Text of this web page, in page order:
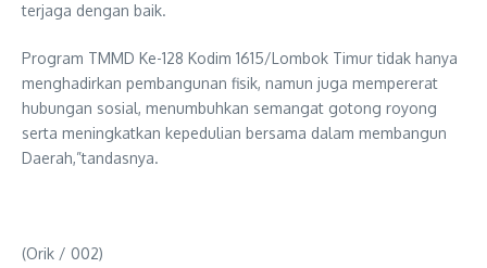
terjaga dengan baik.
Program TMMD Ke-128 Kodim 1615/Lombok Timur tidak hanya
menghadirkan pembangunan fisik, namun juga mempererat
hubungan sosial, menumbuhkan semangat gotong royong
serta meningkatkan kepedulian bersama dalam membangun
Daerah,”tandasnya.
(Orik / 002)